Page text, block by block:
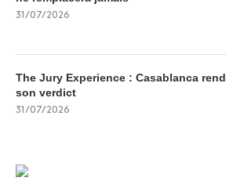
31/07/2026
The Jury Experience : Casablanca rend
son verdict
31/07/2026